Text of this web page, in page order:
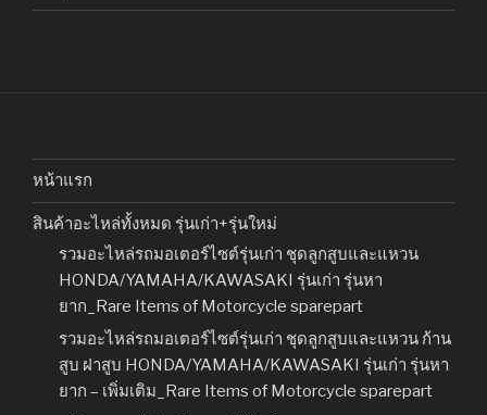
หน้าแรก
สินค้าอะไหล่ทั้งหมด รุ่นเก่า+รุ่นใหม่
รวมอะไหล่รถมอเตอร์ไซต์รุ่นเก่า ชุดลูกสูบและแหวน
HONDA/YAMAHA/KAWASAKI รุ่นเก่า รุ่นหา
ยาก_Rare Items of Motorcycle sparepart
รวมอะไหล่รถมอเตอร์ไซต์รุ่นเก่า ชุดลูกสูบและแหวน ก้าน
สูบ ฝาสูบ HONDA/YAMAHA/KAWASAKI รุ่นเก่า รุ่นหา
ยาก – เพิ่มเติม_Rare Items of Motorcycle sparepart